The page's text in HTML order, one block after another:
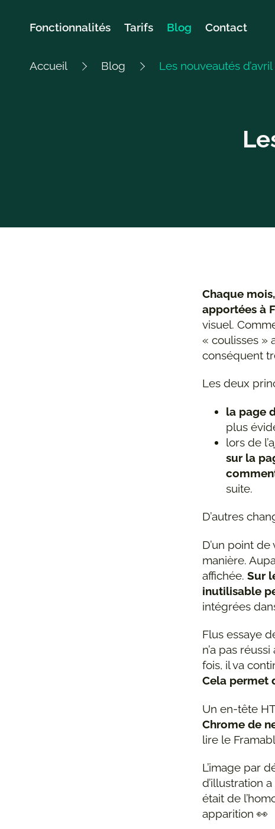
au
Fonctionnalités Tarifs Blog Contact
Accueil Blog Les nouveautés d’avril
Chaque
apportées à
visuel.
« coulisses »
conséquent
Les deux
la page
plus
lors de
sur la
suite.
D’autres
D’un point
manière.
affichée. Sur
inutilisable
intégrées
Flus essaye
n’a pas
fois, il va
Cela permet
Un en-tête
Chrome de
lire le
L’image par
d’illustration
était de
apparition 👀